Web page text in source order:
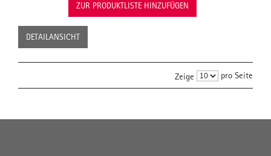
ZUR PRODUKTLISTE HINZUFÜGEN
DETAILANSICHT
Zeige pro Seite